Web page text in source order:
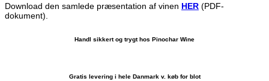
Download den samlede præsentation af vinen HER (PDF-
dokument).
Handl sikkert og trygt hos Pinochar Wine
Gratis levering i hele Danmark v. køb for blot